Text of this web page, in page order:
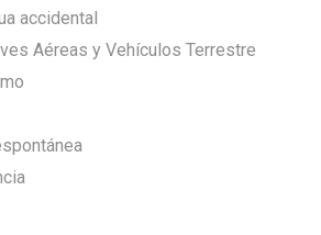
accidental
Aéreas y Vehículos Terrestre